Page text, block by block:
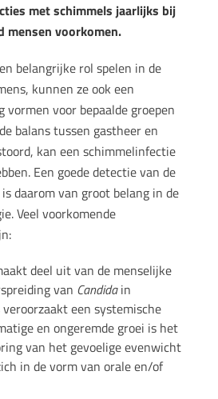
met schimmels jaarlijks bij
mensen voorkomen.
belangrijke rol spelen in de
kunnen ze ook een
vormen voor bepaalde groepen
balans tussen gastheer en
kan een schimmelinfectie
Een goede detectie van de
daarom van groot belang in de
Veel voorkomende
deel uit van de menselijke
van Candidain
een systemische
en ongeremde groei is het
van het gevoelige evenwicht
in de vorm van orale en/of